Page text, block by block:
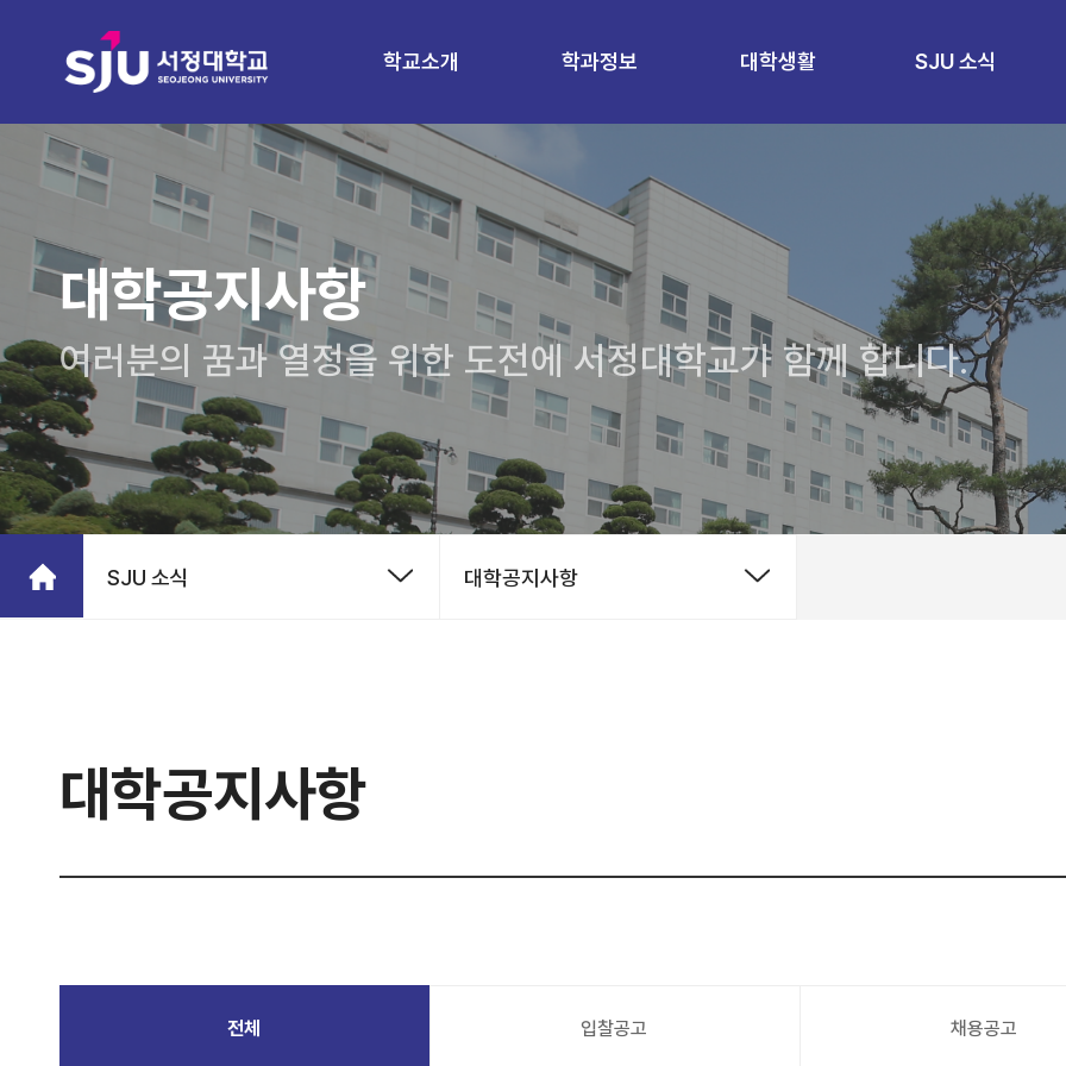
학교소개 학과정보 대학생활 SJU 소식
대학공지사항
여러분의 꿈과 열정을 위한 도전에 서정대학교가 함께 합니다.
SJU 소식 대학공지사항
대학공지사항
전체 입찰공고 채용공고